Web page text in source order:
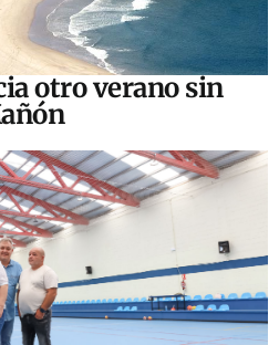
otro verano sin